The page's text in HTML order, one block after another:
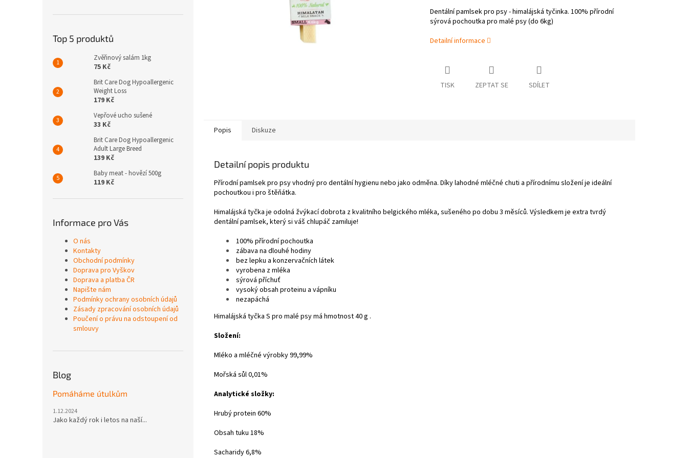
Top 5 produktů
Zvěřinový salám 1kg
75 Kč
Brit Care Dog Hypoallergenic
Weight Loss
179 Kč
Vepřové ucho sušené
33 Kč
Brit Care Dog Hypoallergenic
Adult Large Breed
139 Kč
Baby meat - hovězí 500g
119 Kč
Informace pro Vás
O nás
Kontakty
Obchodní podmínky
Doprava pro Vyškov
Doprava a platba ČR
Napište nám
Podmínky ochrany osobních údajů
Zásady zpracování osobních údajů
Poučení o právu na odstoupení od
smlouvy
Blog
Pomáháme útulkům
1.12.2024
Jako každý rok i letos na naší...
Dentální pamlsek pro psy - himalájská tyčinka. 100% přírodní
sýrová pochoutka pro malé psy (do 6kg)
Detailní informace
TISK ZEPTAT SE SDÍLET
Popis Diskuze
Detailní popis produktu
Přírodní pamlsek pro psy vhodný pro dentální hygienu nebo jako odměna. Díky lahodné mléčné chuti a přírodnímu složení je ideální
pochoutkou i pro štěňátka.
Himalájská tyčka je odolná žvýkací dobrota z kvalitního belgického mléka, sušeného po dobu 3 měsíců. Výsledkem je extra tvrdý
dentální pamlsek, který si váš chlupáč zamiluje!
100% přírodní pochoutka
zábava na dlouhé hodiny
bez lepku a konzervačních látek
vyrobena z mléka
sýrová příchuť
vysoký obsah proteinu a vápníku
nezapáchá
Himalájská tyčka S pro malé psy má hmotnost 40 g .
Složení:
Mléko a mléčné výrobky 99,99%
Mořská sůl 0,01%
Analytické složky:
Hrubý protein 60%
Obsah tuku 18%
Sacharidy 6,8%